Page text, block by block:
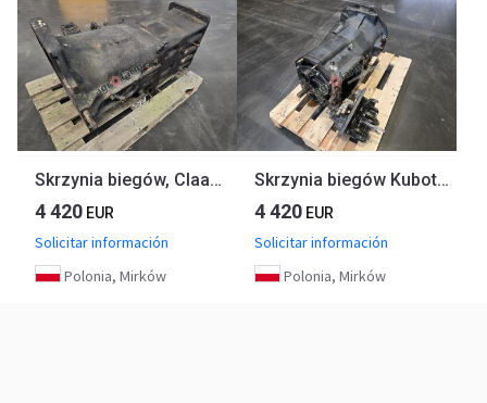
Skrzynia biegów, Claas Arion 410
4 420 EUR
Solicitar información
Polonia, Mirków
Skrzynia biegów Kubota M9540
4 420 EUR
Solicitar información
Polonia, Mirków